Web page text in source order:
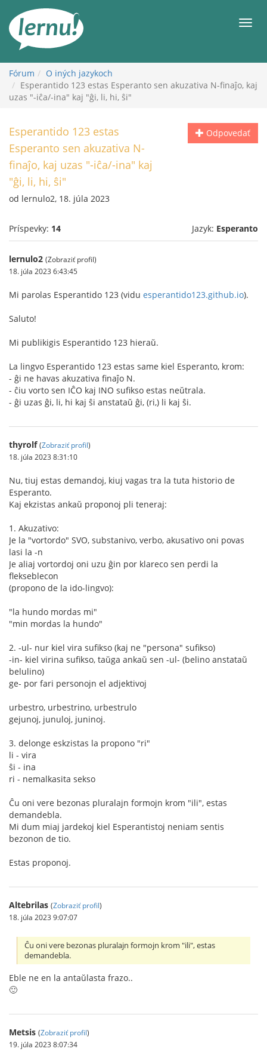
obsah
Fórum
O iných jazykoch
Esperantido 123 estas Esperanto sen akuzativa N-finaĵo, kaj
uzas "-iĉa/-ina" kaj "ĝi, li, hi, ŝi"
Odpovedať
Esperantido 123 estas
Esperanto sen akuzativa N-
finaĵo, kaj uzas "-iĉa/-ina" kaj
"ĝi, li, hi, ŝi"
od lernulo2, 18. júla 2023
Príspevky: 14 Jazyk: Esperanto
lernulo2 (Zobraziť profil)
18. júla 2023 6:43:45
Mi parolas Esperantido 123 (vidu esperantido123.github.io).
Saluto!
Mi publikigis Esperantido 123 hieraŭ.
La lingvo Esperantido 123 estas same kiel Esperanto, krom:
- ĝi ne havas akuzativa finaĵo N.
- ĉiu vorto sen IĈO kaj INO sufikso estas neŭtrala.
- ĝi uzas ĝi, li, hi kaj ŝi anstataŭ ĝi, (ri,) li kaj ŝi.
thyrolf (Zobraziť profil)
18. júla 2023 8:31:10
Nu, tiuj estas demandoj, kiuj vagas tra la tuta historio de
Esperanto.
Kaj ekzistas ankaŭ proponoj pli teneraj:
1. Akuzativo:
Je la "vortordo" SVO, substanivo, verbo, akusativo oni povas
lasi la -n
Je aliaj vortordoj oni uzu ĝin por klareco sen perdi la
flekseblecon
(propono de la ido-lingvo):
"la hundo mordas mi"
"min mordas la hundo"
2. -ul- nur kiel vira sufikso (kaj ne "persona" sufikso)
-in- kiel virina sufikso, taŭga ankaŭ sen -ul- (belino anstataŭ
belulino)
ge- por fari personojn el adjektivoj
urbestro, urbestrino, urbestrulo
gejunoj, junuloj, juninoj.
3. delonge eskzistas la propono "ri"
li - vira
ŝi - ina
ri - nemalkasita sekso
Ĉu oni vere bezonas pluralajn formojn krom "ili", estas
demandebla.
Mi dum miaj jardekoj kiel Esperantistoj neniam sentis
bezonon de tio.
Estas proponoj.
Altebrilas (Zobraziť profil)
18. júla 2023 9:07:07
Ĉu oni vere bezonas pluralajn formojn krom "ili", estas
demandebla.
Eble ne en la antaŭlasta frazo..
🙂
Metsis (Zobraziť profil)
19. júla 2023 8:07:34